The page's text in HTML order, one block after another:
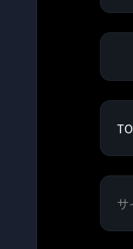
サ